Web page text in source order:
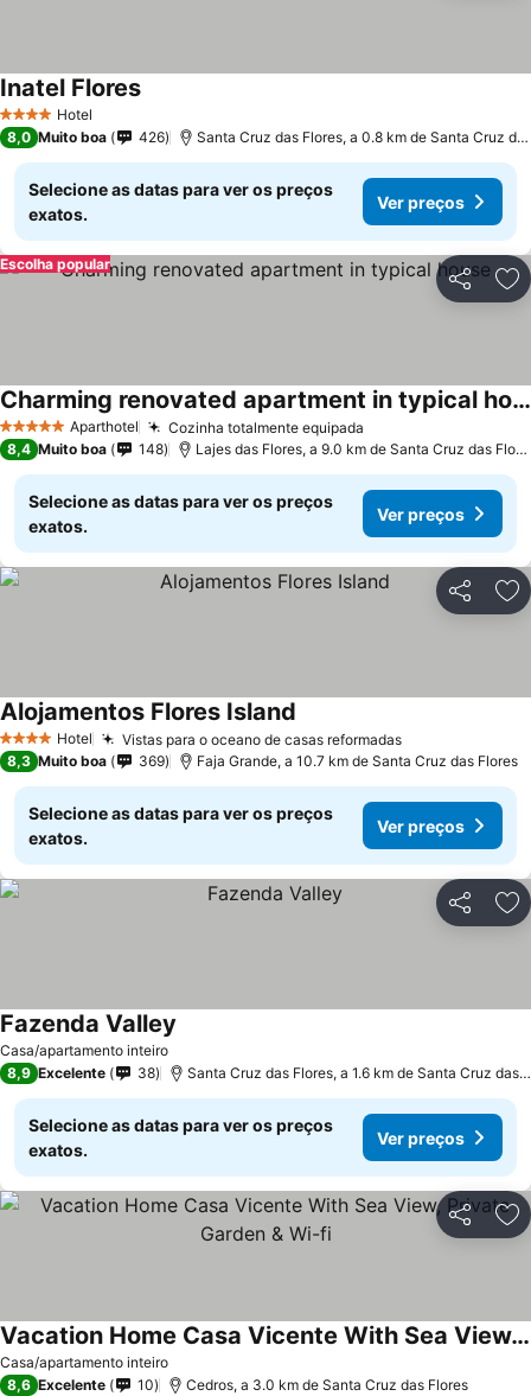
4 EstrelasHotel
Inatel FloresVer preços
8,0 Muito boa 426 Santa Cruz das Flores, a 0.8 km de Santa Cruz
Selecione as datas para ver os preços
exatos.
Ver preços
Partilhar
Escolha popular
5 Estrelas Aparthotel Cozinha totalmente equipada
Charming renovated apartment in typical house
Ver preços
8,4 Muito boa 148 Lajes das Flores, a 9.0 km de Santa Cruz das
Selecione as datas para ver os preços
exatos.
Ver preços
Partilhar
4 EstrelasHotel Vistas para o oceano de casas reformadasVer preços
Alojamentos Flores Island
8,3 Muito boa 369 Faja Grande, a 10.7 km de Santa Cruz das Flores
Selecione as datas para ver os preços
exatos.
Ver preços
Partilhar
Casa/apartamento inteiro
Fazenda Valley
8,9 Excelente 38 Santa Cruz das Flores, a 1.6 km de Santa Cruz das
Selecione as datas para ver os preços
exatos.
Ver preços
Partilhar
Casa/apartamento inteiro
Vacation Home Casa Vicente With Sea View, Private Garden & Wi-fi
Ver preços
8,6 Excelente 10 Cedros, a 3.0 km de Santa Cruz das Flores